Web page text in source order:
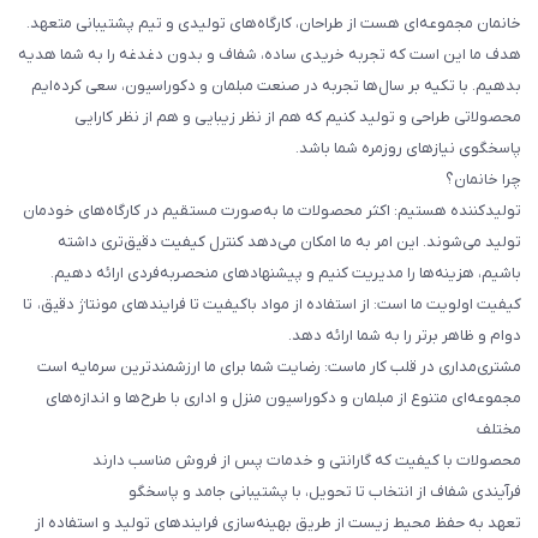
خانمان مجموعه‌ای هست از طراحان، کارگاه‌های تولیدی و تیم پشتیبانی متعهد.
هدف ما این است که تجربه خریدی ساده، شفاف و بدون دغدغه را به شما هدیه
بدهیم. با تکیه بر سال‌ها تجربه در صنعت مبلمان و دکوراسیون، سعی کرده‌ایم
محصولاتی طراحی و تولید کنیم که هم از نظر زیبایی و هم از نظر کارایی
پاسخگوی نیازهای روزمره شما باشد.
چرا خانمان؟
تولیدکننده هستیم: اکثر محصولات ما به‌صورت مستقیم در کارگاه‌های خودمان
تولید می‌شوند. این امر به ما امکان می‌دهد کنترل کیفیت دقیق‌تری داشته
باشیم، هزینه‌ها را مدیریت کنیم و پیشنهادهای منحصربه‌فردی ارائه دهیم.
کیفیت اولویت ما است: از استفاده از مواد باکیفیت تا فرایندهای مونتاژ دقیق، تا
دوام و ظاهر برتر را به شما ارائه دهد.
مشتری‌مداری در قلب کار ماست: رضایت شما برای ما ارزشمندترین سرمایه است
مجموعه‌ای متنوع از مبلمان و دکوراسیون منزل و اداری با طرح‌ها و اندازه‌های
مختلف
محصولات با کیفیت که گارانتی و خدمات پس از فروش مناسب دارند
فرآیندی شفاف از انتخاب تا تحویل، با پشتیبانی جامد و پاسخگو
تعهد به حفظ محیط زیست از طریق بهینه‌سازی فرایندهای تولید و استفاده از